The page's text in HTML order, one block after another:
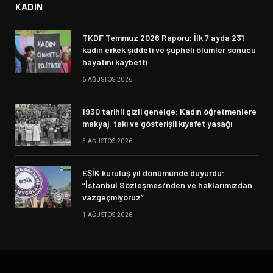
KADIN
TKDF Temmuz 2026 Raporu: İlk 7 ayda 231
kadın erkek şiddeti ve şüpheli ölümler sonucu
hayatını kaybetti
6 AĞUSTOS 2026
1930 tarihli gizli genelge: Kadın öğretmenlere
makyaj, takı ve gösterişli kıyafet yasağı
5 AĞUSTOS 2026
EŞİK kuruluş yıl dönümünde duyurdu:
“İstanbul Sözleşmesi’nden ve haklarımızdan
vazgeçmiyoruz”
1 AĞUSTOS 2026